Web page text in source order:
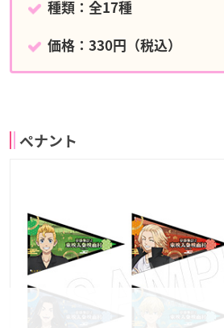
種類：全17種
価格：330円（税込）
ペナント